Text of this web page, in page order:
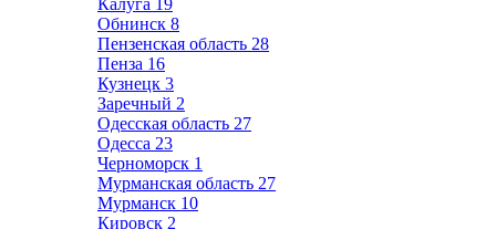
Калуга 19
Обнинск 8
Пензенская область 28
Пенза 16
Кузнецк 3
Заречный 2
Одесская область 27
Одесса 23
Черноморск 1
Мурманская область 27
Мурманск 10
Кировск 2